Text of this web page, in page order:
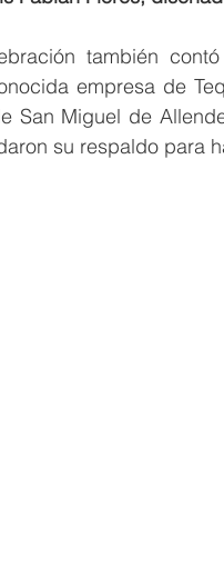
también
empresa de
San Miguel de
su respaldo para